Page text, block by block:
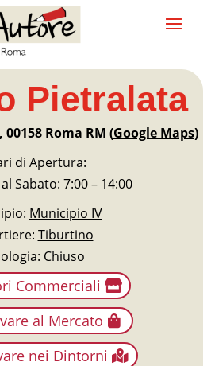
Pietralata
Roma RM (Google Maps)
di Apertura:
Sabato: 7:00 – 14:00
Municipio IV
Tiburtino
Chiuso
Commerciali
al Mercato
nei Dintorni